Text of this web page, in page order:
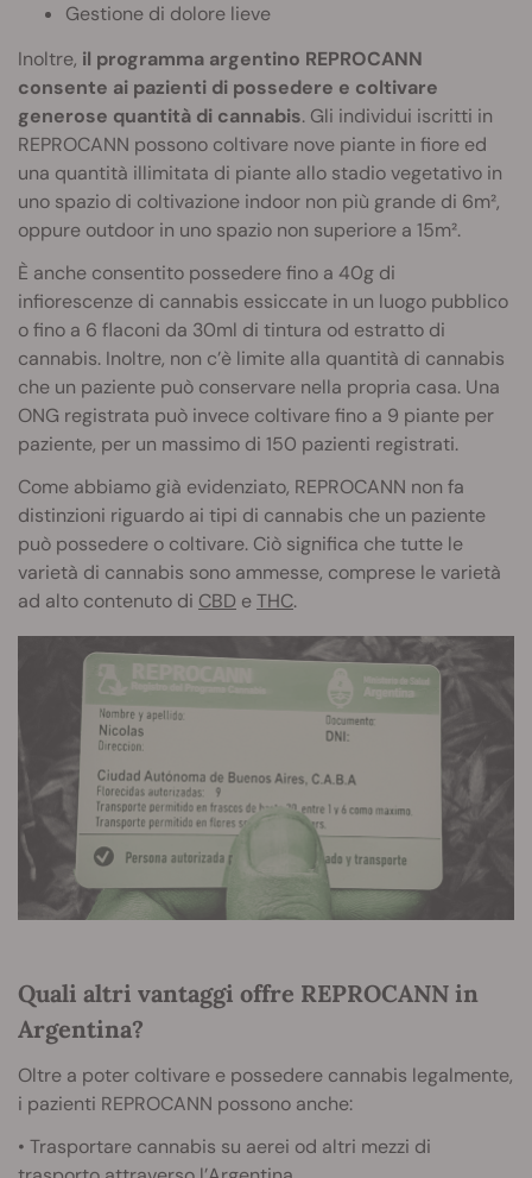
Gestione di dolore lieve
Inoltre, il programma argentino REPROCANN
consente ai pazienti di possedere e coltivare
generose quantità di cannabis. Gli individui iscritti in
REPROCANN possono coltivare nove piante in fiore ed
una quantità illimitata di piante allo stadio vegetativo in
uno spazio di coltivazione indoor non più grande di 6m²,
oppure outdoor in uno spazio non superiore a 15m².
È anche consentito possedere fino a 40g di
infiorescenze di cannabis essiccate in un luogo pubblico
o fino a 6 flaconi da 30ml di tintura od estratto di
cannabis. Inoltre, non c’è limite alla quantità di cannabis
che un paziente può conservare nella propria casa. Una
ONG registrata può invece coltivare fino a 9 piante per
paziente, per un massimo di 150 pazienti registrati.
Come abbiamo già evidenziato, REPROCANN non fa
distinzioni riguardo ai tipi di cannabis che un paziente
può possedere o coltivare. Ciò significa che tutte le
varietà di cannabis sono ammesse, comprese le varietà
ad alto contenuto di CBD eTHC.
Quali altri vantaggi offre REPROCANN in
Argentina?
Oltre a poter coltivare e possedere cannabis legalmente,
i pazienti REPROCANN possono anche:
• Trasportare cannabis su aerei od altri mezzi di